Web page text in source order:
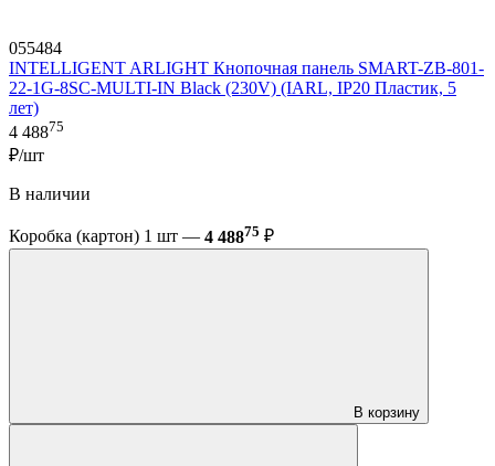
055484
INTELLIGENT ARLIGHT Кнопочная панель SMART-ZB-801-
22-1G-8SC-MULTI-IN Black (230V) (IARL, IP20 Пластик, 5
лет)
4 48875
₽/шт
В наличии
Коробка (картон) 1 шт — 4 48875 ₽
В корзину